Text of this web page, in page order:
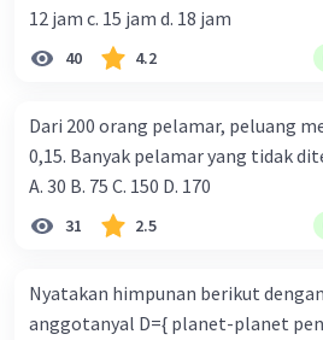
12 jam c. 15 jam d. 18 jam
40 4.2
Dari 200 orang pelamar, peluang
0,15. Banyak pelamar yang tidak
A. 30 B. 75 C. 150 D. 170
31 2.5
Nyatakan himpunan berikut
anggotanyal D={ planet-planet